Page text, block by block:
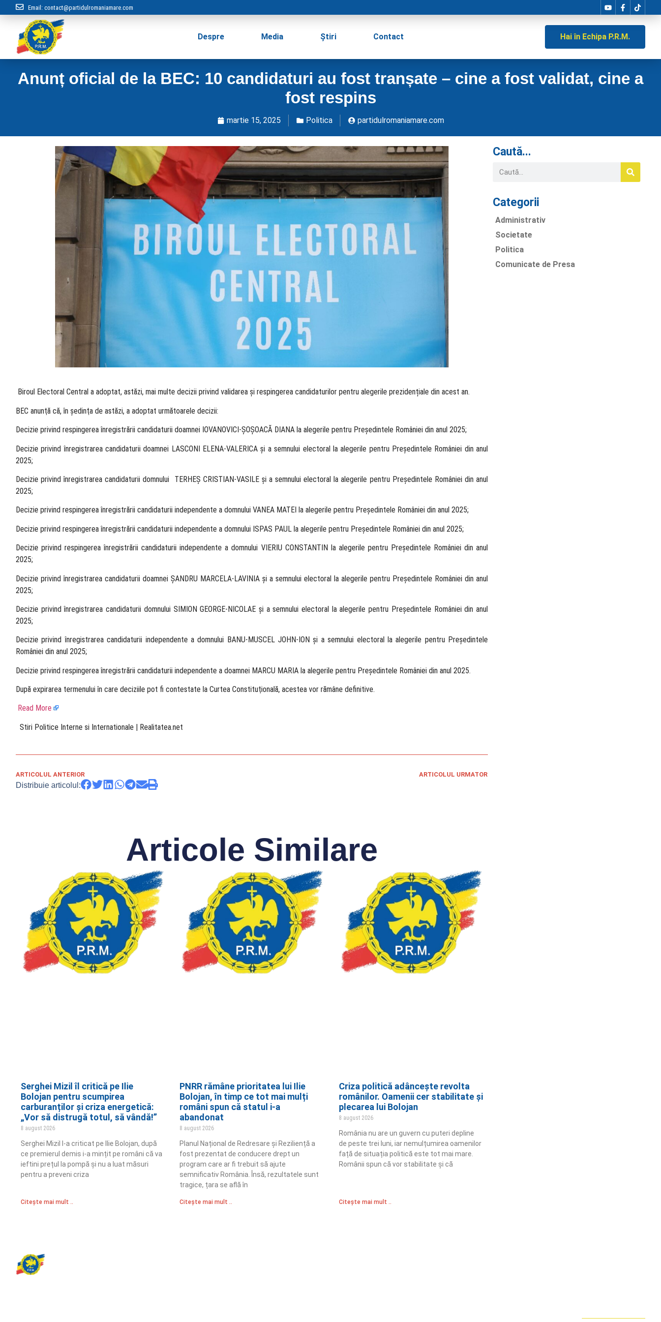
Email: contact@partidulromaniamare.com
Despre Media Știri Contact Hai în Echipa P.R.M.
Anunț oficial de la BEC: 10 candidaturi au fost tranșate – cine a fost validat, cine a
fost respins
martie 15, 2025 Politica partidulromaniamare.com
​ Biroul Electoral Central a adoptat, astăzi, mai multe decizii privind validarea și respingerea candidaturilor pentru alegerile prezidențiale din acest an.
BEC anunţă că, în şedinţa de astăzi, a adoptat următoarele decizii:
Decizie privind respingerea înregistrării candidaturii doamnei IOVANOVICI-ŞOŞOACĂ DIANA la alegerile pentru Preşedintele României din anul 2025;
Decizie privind înregistrarea candidaturii doamnei LASCONI ELENA-VALERICA şi a semnului electoral la alegerile pentru Preşedintele României din anul
2025;
Decizie privind înregistrarea candidaturii domnului TERHEŞ CRISTIAN-VASILE şi a semnului electoral la alegerile pentru Preşedintele României din anul
2025;
Decizie privind respingerea înregistrării candidaturii independente a domnului VANEA MATEI la alegerile pentru Preşedintele României din anul 2025;
Decizie privind respingerea înregistrării candidaturii independente a domnului ISPAS PAUL la alegerile pentru Preşedintele României din anul 2025;
Decizie privind respingerea înregistrării candidaturii independente a domnului VIERIU CONSTANTIN la alegerile pentru Preşedintele României din anul
2025;
Decizie privind înregistrarea candidaturii doamnei ŞANDRU MARCELA-LAVINIA şi a semnului electoral la alegerile pentru Preşedintele României din anul
2025;
Decizie privind înregistrarea candidaturii domnului SIMION GEORGE-NICOLAE şi a semnului electoral la alegerile pentru Preşedintele României din anul
2025;
Decizie privind înregistrarea candidaturii independente a domnului BANU-MUSCEL JOHN-ION şi a semnului electoral la alegerile pentru Preşedintele
României din anul 2025;
Decizie privind respingerea înregistrării candidaturii independente a doamnei MARCU MARIA la alegerile pentru Preşedintele României din anul 2025.
După expirarea termenului în care deciziile pot fi contestate la Curtea Constituţională, acestea vor rămâne definitive.
Read More
​ Stiri Politice Interne si Internationale | Realitatea.net
ARTICOLUL ANTERIOR ARTICOLUL URMATOR
Distribuie articolul:
Articole Similare
Serghei Mizil îl critică pe Ilie
Bolojan pentru scumpirea
carburanților și criza energetică:
„Vor să distrugă totul, să vândă!”
8 august 2026
Serghei Mizil l-a criticat pe Ilie Bolojan, după
ce premierul demis i-a mințit pe români că va
ieftini prețul la pompă și nu a luat măsuri
pentru a preveni criza
Citește mai mult ..
PNRR rămâne prioritatea lui Ilie
Bolojan, în timp ce tot mai mulți
români spun că statul i-a
abandonat
8 august 2026
Planul Național de Redresare și Reziliență a
fost prezentat de conducere drept un
program care ar fi trebuit să ajute
semnificativ România. Însă, rezultatele sunt
tragice, țara se află în
Citește mai mult ..
Criza politică adâncește revolta
românilor. Oamenii cer stabilitate și
plecarea lui Bolojan
8 august 2026
România nu are un guvern cu puteri depline
de peste trei luni, iar nemulțumirea oamenilor
față de situația politică este tot mai mare.
Românii spun că vor stabilitate și că
Citește mai mult ..
Caută...
Categorii
Administrativ
Societate
Politica
Comunicate de Presa